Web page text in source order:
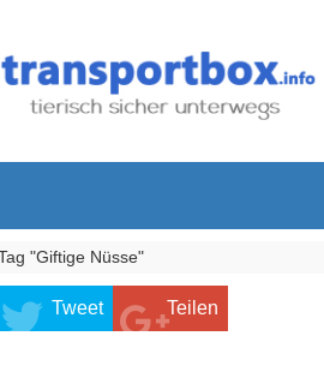
"Giftige Nüsse"
Tweet Teilen